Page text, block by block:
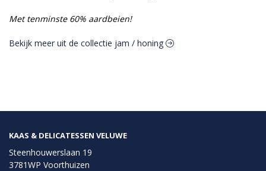
Met tenminste 60% aardbeien!
Bekijk meer uit de collectie jam / honing
KAAS & DELICATESSEN VELUWE
Steenhouwerslaan 19
3781WP Voorthuizen